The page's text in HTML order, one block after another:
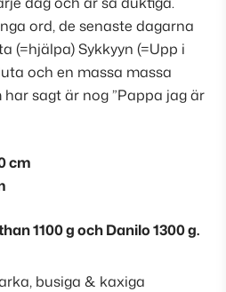
ord, de senaste dagarna
(=hjälpa) Sykkyyn (=Upp i
och en massa massa
sagt är nog ”Pappa jag är
cm
1100 g och Danilo 1300 g.
busiga & kaxiga